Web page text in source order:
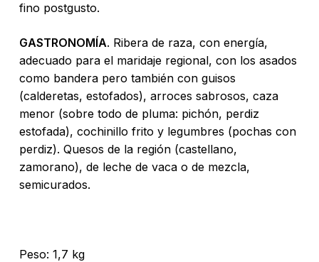
fino postgusto.
GASTRONOMÍA. Ribera de raza, con energía,
adecuado para el maridaje regional, con los asados
como bandera pero también con guisos
(calderetas, estofados), arroces sabrosos, caza
menor (sobre todo de pluma: pichón, perdiz
estofada), cochinillo frito y legumbres (pochas con
perdiz). Quesos de la región (castellano,
zamorano), de leche de vaca o de mezcla,
semicurados.
Peso: 1,7 kg